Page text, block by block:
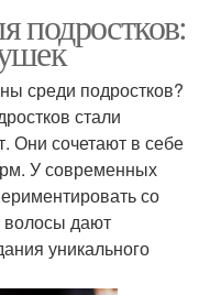
подростков:
среди подростков?
стали
Они сочетают в себе
У современных
со
дают
уникального